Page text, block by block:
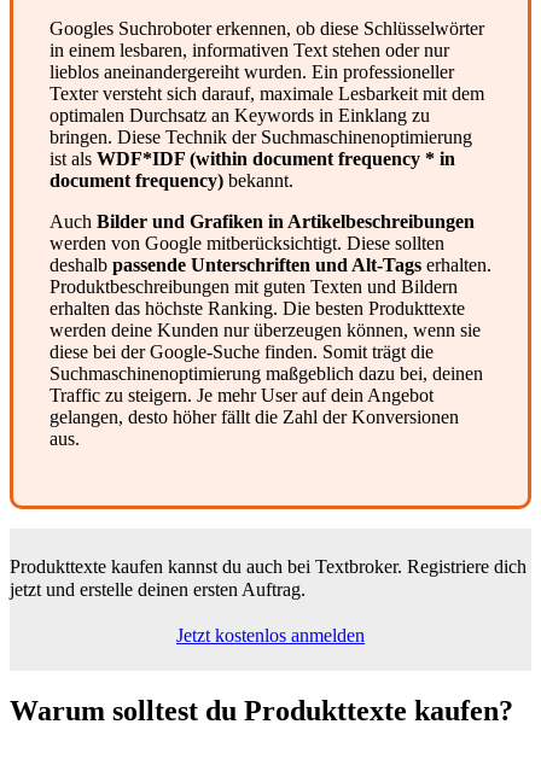
Googles Suchroboter erkennen, ob diese Schlüsselwörter
in einem lesbaren, informativen Text stehen oder nur
lieblos aneinandergereiht wurden. Ein professioneller
Texter versteht sich darauf, maximale Lesbarkeit mit dem
optimalen Durchsatz an Keywords in Einklang zu
bringen. Diese Technik der Suchmaschinenoptimierung
ist als WDF*IDF (within document frequency * in
document frequency) bekannt.
Auch Bilder und Grafiken in Artikelbeschreibungen
werden von Google mitberücksichtigt. Diese sollten
deshalb passende Unterschriften und Alt-Tags erhalten.
Produktbeschreibungen mit guten Texten und Bildern
erhalten das höchste Ranking. Die besten Produkttexte
werden deine Kunden nur überzeugen können, wenn sie
diese bei der Google-Suche finden. Somit trägt die
Suchmaschinenoptimierung maßgeblich dazu bei, deinen
Traffic zu steigern. Je mehr User auf dein Angebot
gelangen, desto höher fällt die Zahl der Konversionen
aus.
Produkttexte kaufen kannst du auch bei Textbroker. Registriere dich
jetzt und erstelle deinen ersten Auftrag.
Jetzt kostenlos anmelden
Warum solltest du Produkttexte kaufen?